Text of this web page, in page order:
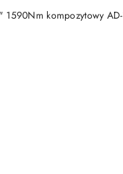
1590Nm kompozytowy